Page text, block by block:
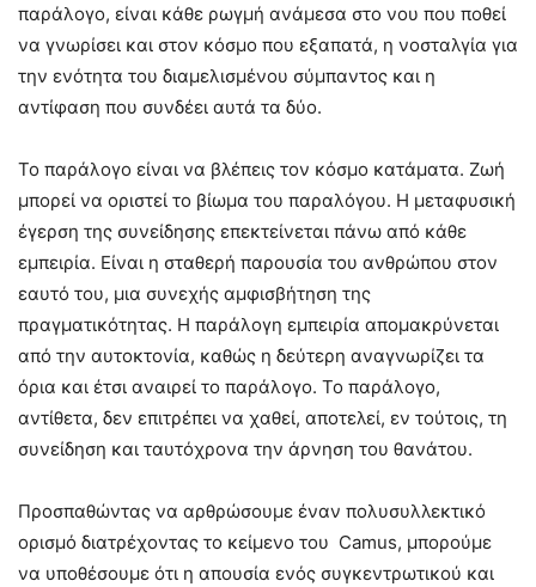
παράλογο, είναι κάθε ρωγμή ανάμεσα στο νου που ποθεί
να γνωρίσει και στον κόσμο που εξαπατά, η νοσταλγία για
την ενότητα του διαμελισμένου σύμπαντος και η
αντίφαση που συνδέει αυτά τα δύο.
Το παράλογο είναι να βλέπεις τον κόσμο κατάματα. Ζωή
μπορεί να οριστεί το βίωμα του παραλόγου. Η μεταφυσική
έγερση της συνείδησης επεκτείνεται πάνω από κάθε
εμπειρία. Είναι η σταθερή παρουσία του ανθρώπου στον
εαυτό του, μια συνεχής αμφισβήτηση της
πραγματικότητας. Η παράλογη εμπειρία απομακρύνεται
από την αυτοκτονία, καθώς η δεύτερη αναγνωρίζει τα
όρια και έτσι αναιρεί το παράλογο. Το παράλογο,
αντίθετα, δεν επιτρέπει να χαθεί, αποτελεί, εν τούτοις, τη
συνείδηση και ταυτόχρονα την άρνηση του θανάτου.
Προσπαθώντας να αρθρώσουμε έναν πολυσυλλεκτικό
ορισμό διατρέχοντας το κείμενο του Camus, μπορούμε
να υποθέσουμε ότι η απουσία ενός συγκεντρωτικού και